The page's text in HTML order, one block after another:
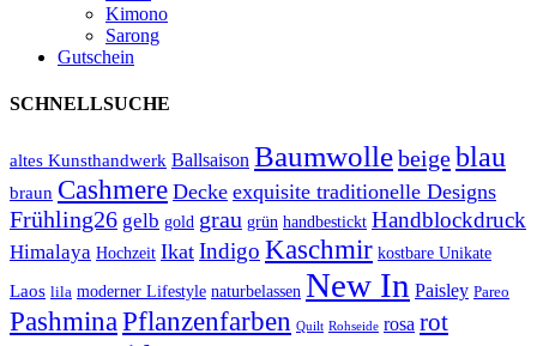
Kimono
Sarong
Gutschein
SCHNELLSUCHE
altes Kunsthandwerk Ballsaison Baumwollebeigeblau
braun Cashmere Decke exquisite traditionelle Designs
Frühling26 gelb gold grau grün handbestickt Handblockdruck
Himalaya Hochzeit Ikat Indigo Kaschmir kostbare Unikate
Laos lila moderner Lifestyle naturbelassen New In Paisley Pareo
PashminaPflanzenfarben Quilt Rohseide rosa rot